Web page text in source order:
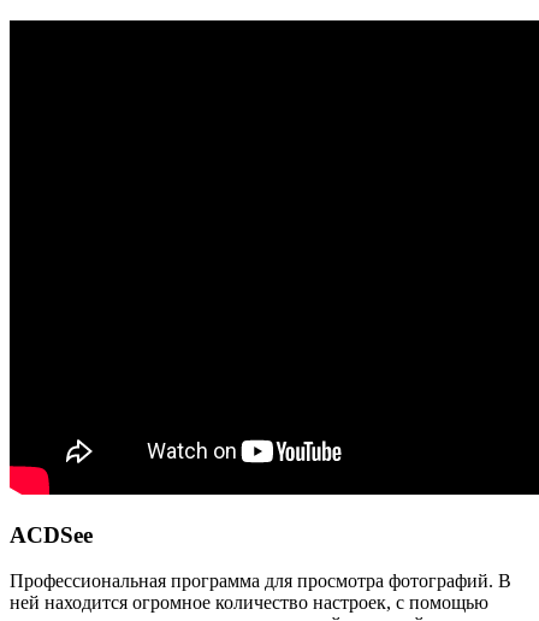
ACDSee
Профессиональная программа для просмотра фотографий. В
ней находится огромное количество настроек, с помощью